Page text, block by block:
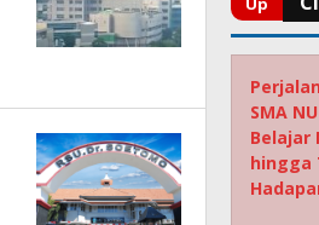
SMA
Belajar
hingga